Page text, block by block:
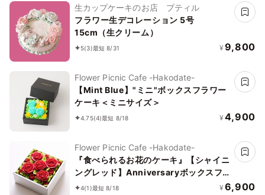
生カップケーキのお店 プティル
フラワー生デコレーション 5号
15cm（生クリーム）
5(3)最短 8/31 ¥ 9,800
Flower Picnic Cafe -Hakodate-
【Mint Blue】"ミニ"ボックスフラワー
ケーキ＜ミニサイズ＞
4.75(4)最短 8/18 ¥ 4,900
Flower Picnic Cafe -Hakodate-
『食べられるお花のケーキ』【シャイニ
ングレッド】Anniversaryボックスフ
ラワーケーキ
4(1)最短 8/18 ¥ 6,900